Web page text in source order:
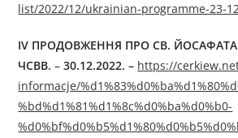
list/2022/12/ukrainian-programme-23-
IV ПРОДОВЖЕННЯ ПРО СВ.
ЧСВВ. –30.12.2022. – https://
informacje/
%bd%d1%81%d1%8c%d0%ba%d0%b0-